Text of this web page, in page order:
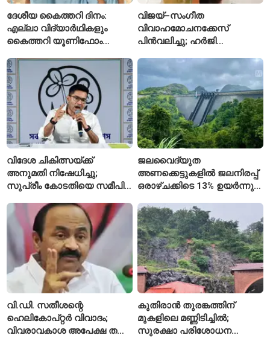
ദേശീയ കൈത്തറി ദിനം:
എല്ലാ വിദ്യാർഥികളും
കൈത്തറി യൂണിഫോം
സ്കൂൾ വേറിട്ട മാതൃക
വിജയ്–സംഗീത
വിവാഹമോചനക്കേസ്
പിൻവലിച്ചു; ഹർജി
അവസാനിപ്പിച്ച് കോടതി
വിദേശ ചികിത്സയ്ക്ക്
അനുമതി നിഷേധിച്ചു;
സുപ്രീം കോടതിയെ സമീപിച്ച്
ജലവൈദ്യുത
അണക്കെട്ടുകളിൽ ജലനിരപ്പ്
ഒരാഴ്ചക്കിടെ 13% ഉയർന്നു;
ഇപ്പോഴും കുറവ്
വി.ഡി. സതീശന്റെ
ഹെലികോപ്റ്റർ വിവാദം;
വിവരാവകാശ അപേക്ഷ തള്ളി
കുതിരാൻ തുരങ്കത്തിന്
മുകളിലെ മണ്ണിടിച്ചിൽ;
സുരക്ഷാ പരിശോധന